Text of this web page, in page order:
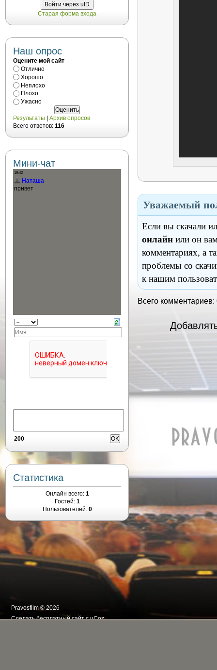
Уважаемый
Если вы скачали
онлайн или он
комментариях, а
проблемы со
к нашим
Всего комментариев:
Войти через uID
Старая форма входа
Наш опрос
Оцените мой сайт
Отлично
Хорошо
Неплохо
Плохо
Ужасно
Результаты
Архив опросов
Всего ответов: 116
Мини-чат
200
Статистика
Онлайн всего: 1
Гостей: 1
Пользователей: 0
Pravosfilm © 2026
Сделатьбесплатный сайтсuCoz